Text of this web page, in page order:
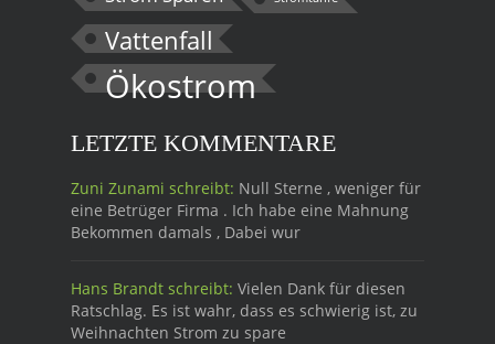
Vattenfall
Ökostrom
LETZTE KOMMENTARE
Zuni Zunami schreibt: Null Sterne , weniger für
eine Betrüger Firma . Ich habe eine Mahnung
Bekommen damals , Dabei wur
Hans Brandt schreibt: Vielen Dank für diesen
Ratschlag. Es ist wahr, dass es schwierig ist, zu
Weihnachten Strom zu spare